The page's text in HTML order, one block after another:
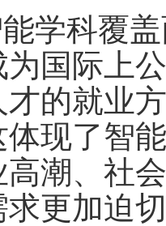
科覆盖
国际上
的就业
现了智
潮、社
更加迫